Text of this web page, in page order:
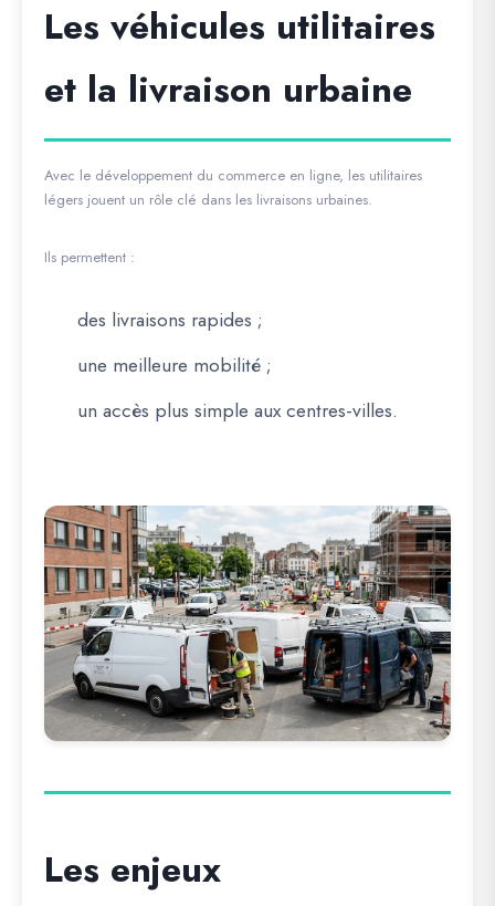
Les véhicules utilitaires
et la livraison urbaine
Avec le développement du commerce en ligne, les utilitaires
légers jouent un rôle clé dans les livraisons urbaines.
Ils permettent :
des livraisons rapides ;
une meilleure mobilité ;
un accès plus simple aux centres-villes.
Les enjeux